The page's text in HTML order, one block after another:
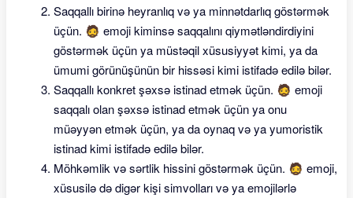
Saqqallı birinə heyranlıq və ya minnətdarlıq göstərmək
üçün. 🧔 emoji kiminsə saqqalını qiymətləndirdiyini
göstərmək üçün ya müstəqil xüsusiyyət kimi, ya da
ümumi görünüşünün bir hissəsi kimi istifadə edilə bilər.
Saqqallı konkret şəxsə istinad etmək üçün. 🧔 emoji
saqqalı olan şəxsə istinad etmək üçün ya onu
müəyyən etmək üçün, ya da oynaq və ya yumoristik
istinad kimi istifadə edilə bilər.
Möhkəmlik və sərtlik hissini göstərmək üçün. 🧔 emoji,
xüsusilə də digər kişi simvolları və ya emojilərlə